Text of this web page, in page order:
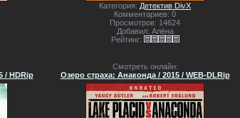
Категория: Детектив DivX
Комментариев: 0
Просмотров: 14624
Добавил: Алёна
Рейтинг:
/ HDRip
Смотреть онлайн:
Озеро страха: Анаконда / 2015 / WEB-DLRip